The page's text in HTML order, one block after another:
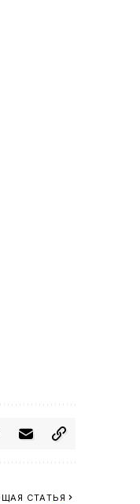
СТАТЬЯ